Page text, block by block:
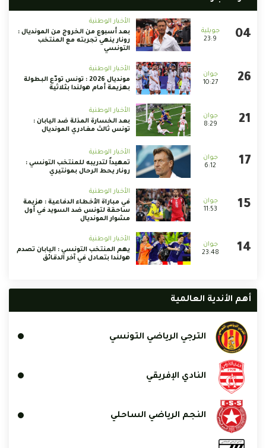
23:9
الأخبار الوطنية
بعد أسبوع من الخروج من المونديال :
رونار ينهي تجربته مع المنتخب
التونسي
10:27
الأخبار الوطنية
مونديال 2026 : تونس تودّع البطولة
بهزيمة أمام هولندا بثلاثية
8:29
الأخبار الوطنية
بعد الخسارة المذلة ضد اليابان :
تونس ثالث مغادري المونديال
6:12
الأخبار الوطنية
تمهيداً لتدريبه للمنتخب التونسي :
رونار يحط الرحال بمونتيري
11:53
الأخبار الوطنية
في مباراة الأخطاء الدفاعية : هزيمة
ساحقة لتونس ضد السويد في أول
مشوار المونديال
23:48
الأخبار الوطنية
يهم المنتخب التونسي : اليابان تصدم
هولندا بتعادل في آخر الدقائق
أهم الأندية العالمية
الترجي الرياضي التونسي
النادي الإفريقي
النجم الرياضي الساحلي